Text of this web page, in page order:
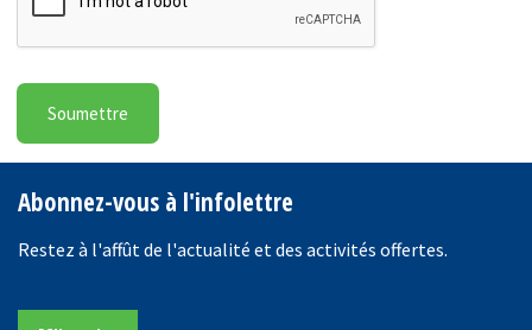
Abonnez-vous à l'infolettre
Restez à l'affût de l'actualité et des activités offertes.